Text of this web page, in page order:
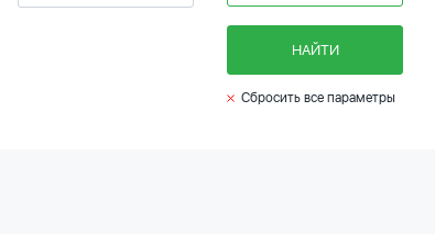
НАЙТИ
Сбросить все параметры